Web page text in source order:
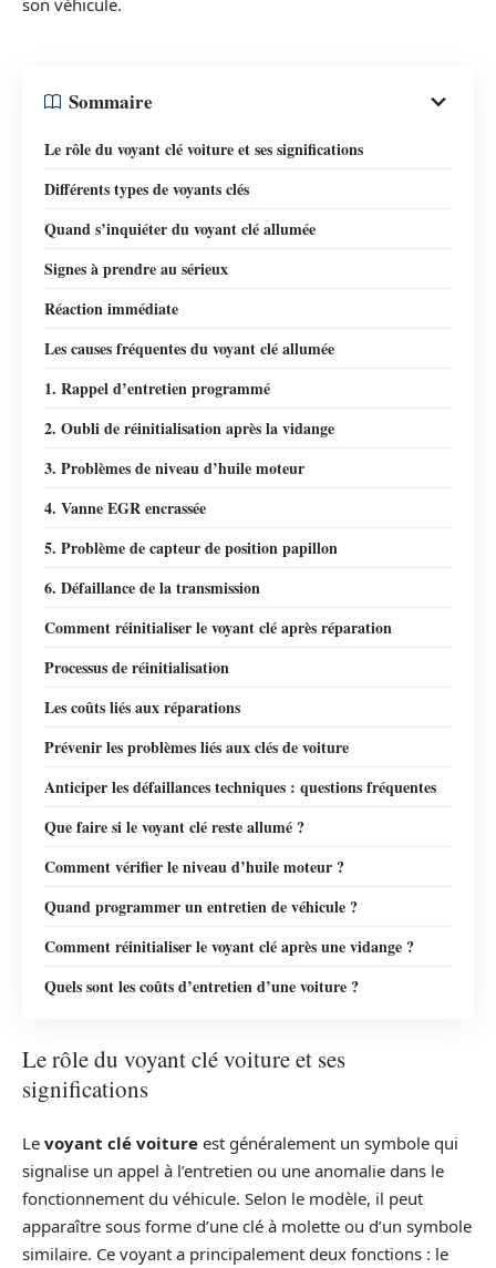
son véhicule.
Sommaire
Le rôle du voyant clé voiture et ses significations
Différents types de voyants clés
Quand s’inquiéter du voyant clé allumée
Signes à prendre au sérieux
Réaction immédiate
Les causes fréquentes du voyant clé allumée
1. Rappel d’entretien programmé
2. Oubli de réinitialisation après la vidange
3. Problèmes de niveau d’huile moteur
4. Vanne EGR encrassée
5. Problème de capteur de position papillon
6. Défaillance de la transmission
Comment réinitialiser le voyant clé après réparation
Processus de réinitialisation
Les coûts liés aux réparations
Prévenir les problèmes liés aux clés de voiture
Anticiper les défaillances techniques : questions fréquentes
Que faire si le voyant clé reste allumé ?
Comment vérifier le niveau d’huile moteur ?
Quand programmer un entretien de véhicule ?
Comment réinitialiser le voyant clé après une vidange ?
Quels sont les coûts d’entretien d’une voiture ?
Le rôle du voyant clé voiture et ses
significations
Le voyant clé voiture est généralement un symbole qui
signalise un appel à l’entretien ou une anomalie dans le
fonctionnement du véhicule. Selon le modèle, il peut
apparaître sous forme d’une clé à molette ou d’un symbole
similaire. Ce voyant a principalement deux fonctions : le